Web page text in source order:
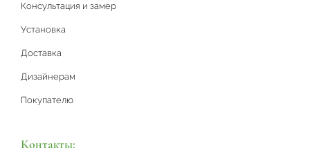
Консультация и замер
Установка
Доставка
Дизайнерам
Покупателю
Контакты: